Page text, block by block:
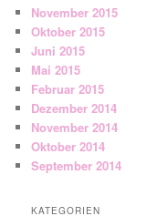
November 2015
Oktober 2015
Juni 2015
Mai 2015
Februar 2015
Dezember 2014
November 2014
Oktober 2014
September 2014
KATEGORIEN